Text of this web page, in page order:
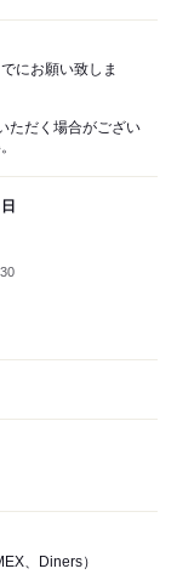
にお願い致しま
ただく場合がござい
、Diners）